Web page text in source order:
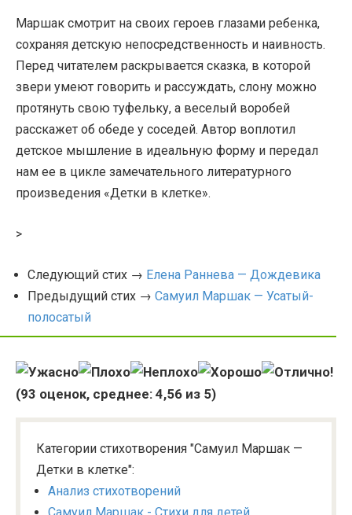
Маршак смотрит на своих героев глазами ребенка,
сохраняя детскую непосредственность и наивность.
Перед читателем раскрывается сказка, в которой
звери умеют говорить и рассуждать, слону можно
протянуть свою туфельку, а веселый воробей
расскажет об обеде у соседей. Автор воплотил
детское мышление в идеальную форму и передал
нам ее в цикле замечательного литературного
произведения «Детки в клетке».
>
Следующий стих → Елена Раннева — Дождевика
Предыдущий стих → Самуил Маршак — Усатый-
полосатый
(93 оценок, среднее: 4,56 из 5)
Категории стихотворения "Самуил Маршак —
Детки в клетке":
Анализ стихотворений